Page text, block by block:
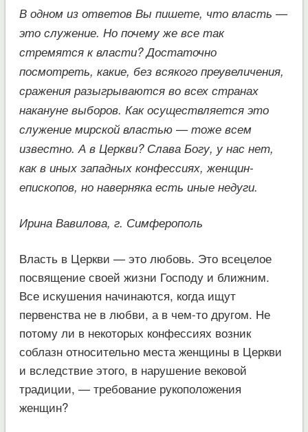
В одном из ответов Вы пишете, что власть —
это служение. Но почему же все так
стремятся к власти? Достаточно
посмотреть, какие, без всякого преувеличения,
сражения разыгрываются во всех странах
накануне выборов. Как осуществляется это
служение мирской властью — тоже всем
известно. А в Церкви? Слава Богу, у нас нет,
как в иных западных конфессиях, женщин-
епископов, но наверняка есть иные недуги.
Ирина Вавилова, г. Симферополь
Власть в Церкви — это любовь. Это всецелое
посвящение своей жизни Господу и ближним.
Все искушения начинаются, когда ищут
первенства не в любви, а в чем-то другом. Не
потому ли в некоторых конфессиях возник
соблазн относительно места женщины в Церкви
и вследствие этого, в нарушение вековой
традиции, — требование рукоположения
женщин?